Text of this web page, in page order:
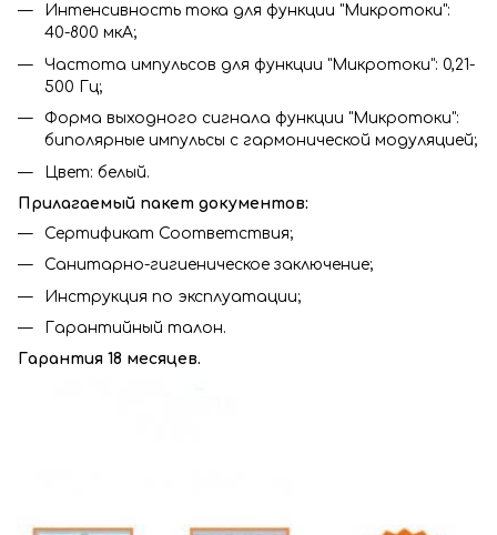
Интенсивность тока для функции "Микротоки":
40-800 мкА;
Частота импульсов для функции "Микротоки": 0,21-
500 Гц;
Форма выходного сигнала функции "Микротоки":
биполярные импульсы с гармонической модуляцией;
Цвет: белый.
Прилагаемый пакет документов:
Сертификат Соответствия;
Санитарно-гигиеническое заключение;
Инструкция по эксплуатации;
Гарантийный талон.
Гарантия 18 месяцев.